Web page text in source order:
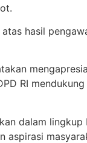
hasil
RI
dalam lingkup
aspirasi